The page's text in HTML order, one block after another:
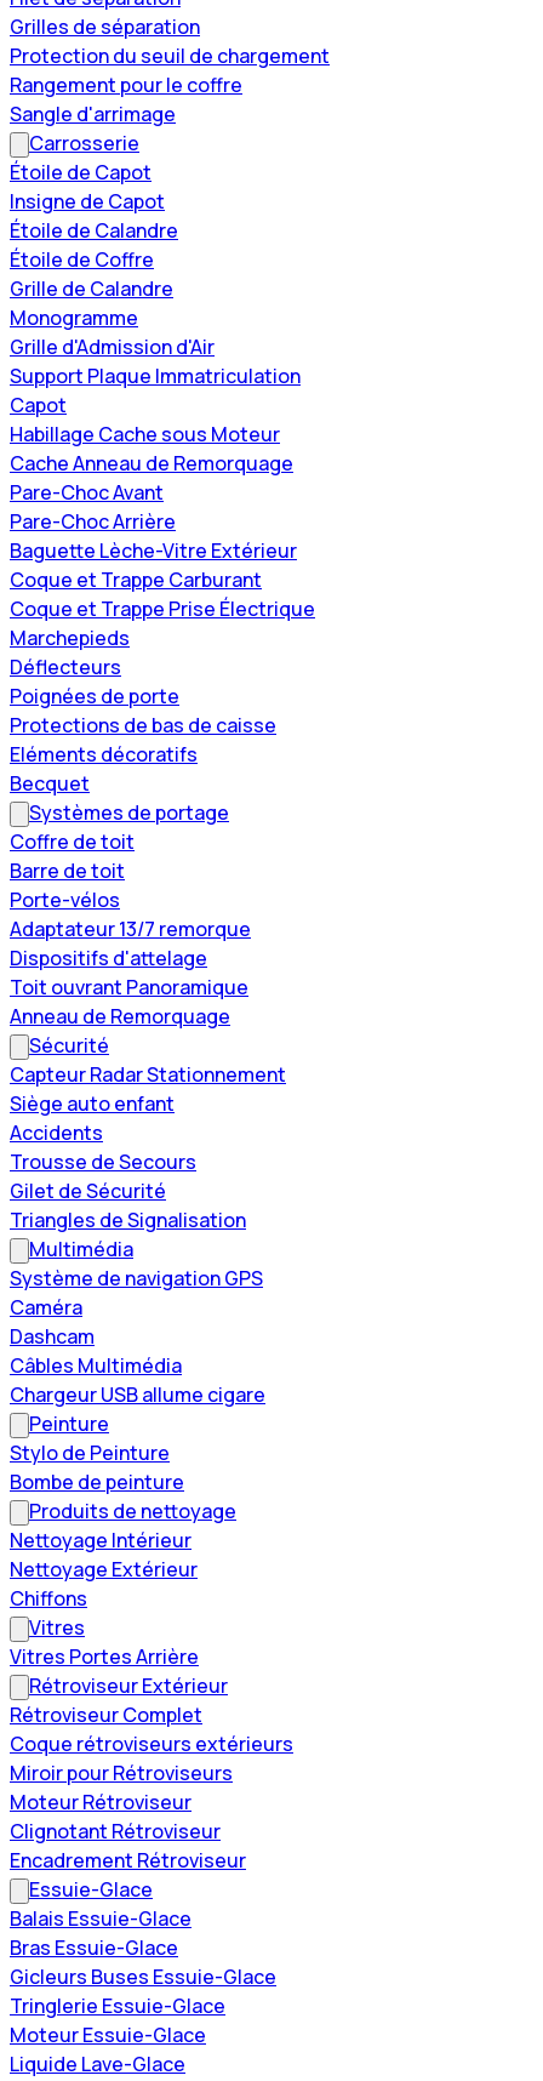
Grilles de séparation
Protection du seuil de chargement
Rangement pour le coffre
Sangle d'arrimage
Carrosserie
Étoile de Capot
Insigne de Capot
Étoile de Calandre
Étoile de Coffre
Grille de Calandre
Monogramme
Grille d'Admission d'Air
Support Plaque Immatriculation
Capot
Habillage Cache sous Moteur
Cache Anneau de Remorquage
Pare-Choc Avant
Pare-Choc Arrière
Baguette Lèche-Vitre Extérieur
Coque et Trappe Carburant
Coque et Trappe Prise Électrique
Marchepieds
Déflecteurs
Poignées de porte
Protections de bas de caisse
Eléments décoratifs
Becquet
Systèmes de portage
Coffre de toit
Barre de toit
Porte-vélos
Adaptateur 13/7 remorque
Dispositifs d'attelage
Toit ouvrant Panoramique
Anneau de Remorquage
Sécurité
Capteur Radar Stationnement
Siège auto enfant
Accidents
Trousse de Secours
Gilet de Sécurité
Triangles de Signalisation
Multimédia
Système de navigation GPS
Caméra
Dashcam
Câbles Multimédia
Chargeur USB allume cigare
Peinture
Stylo de Peinture
Bombe de peinture
Produits de nettoyage
Nettoyage Intérieur
Nettoyage Extérieur
Chiffons
Vitres
Vitres Portes Arrière
Rétroviseur Extérieur
Rétroviseur Complet
Coque rétroviseurs extérieurs
Miroir pour Rétroviseurs
Moteur Rétroviseur
Clignotant Rétroviseur
Encadrement Rétroviseur
Essuie-Glace
Balais Essuie-Glace
Bras Essuie-Glace
Gicleurs Buses Essuie-Glace
Tringlerie Essuie-Glace
Moteur Essuie-Glace
Liquide Lave-Glace